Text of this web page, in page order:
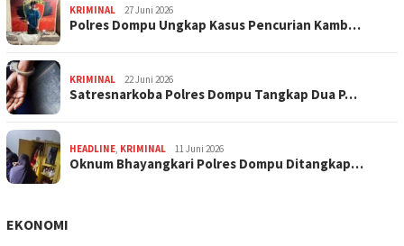
KRIMINAL 27 Juni 2026
Polres Dompu Ungkap Kasus Pencurian Kamb…
KRIMINAL 22 Juni 2026
Satresnarkoba Polres Dompu Tangkap Dua P…
HEADLINE, KRIMINAL 11 Juni 2026
Oknum Bhayangkari Polres Dompu Ditangkap…
EKONOMI